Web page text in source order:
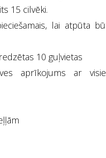
15 cilvēki.
lai atpūta
10 guļvietas
aprīkojums ar